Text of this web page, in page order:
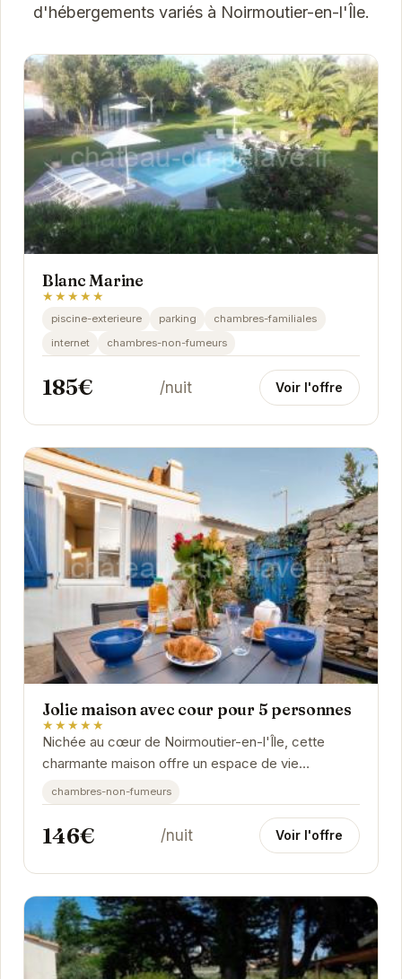
d'hébergements variés à Noirmoutier-en-l'Île.
Blanc Marine
★★★★★
piscine-exterieure parking
chambres-familiales
internet
chambres-non-fumeurs
185€ /nuit Voir l'offre
Jolie maison avec cour pour 5 personnes
★★★★★
Nichée au cœur de Noirmoutier-en-l'Île, cette
charmante maison offre un espace de vie
confortable et convivial pour des vacances
inoubliables....
chambres-non-fumeurs
146€ /nuit Voir l'offre